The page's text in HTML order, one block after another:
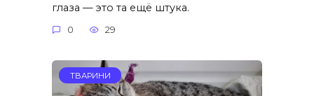
глаза — это та ещё штука.
0 29
ТВАРИНИ